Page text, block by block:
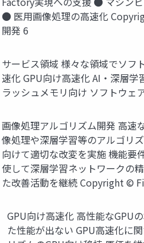
● 医用画像処理の高速化
開発 6
サービス領域 様々な領域でソフ
速化 GPU向け高速化 AI・深層
ラッシュメモリ向け ソフトウ
画像処理アルゴリズム開発 高速
像処理や深層学習等のアルゴリ
向けて適切な改変を実施 機能要
使して深層学習ネットワークの
た改善活動を継続 Copyright ©
GPU向け高速化 高性能なGPU
た性能が出ない GPU高速化に